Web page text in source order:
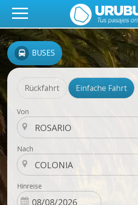
BUSES
Rückfahrt Einfache Fahrt
Von
Nach
Hinreise